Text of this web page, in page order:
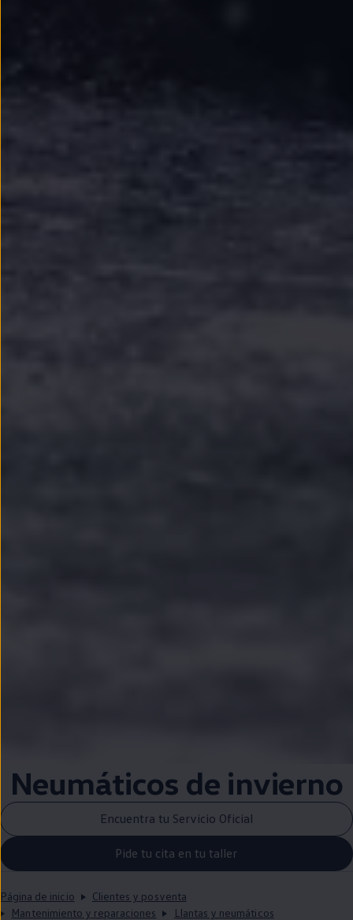
Neumáticos de invierno
Encuentra tu Servicio Oficial
Pide tu cita en tu taller
Página de inicio
Clientes y posventa
Mantenimiento y reparaciones
Llantas y neumáticos